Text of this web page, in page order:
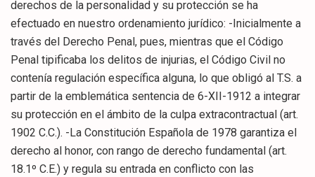
derechos de la personalidad y su protección se ha
efectuado en nuestro ordenamiento jurídico: -Inicialmente a
través del Derecho Penal, pues, mientras que el Código
Penal tipificaba los delitos de injurias, el Código Civil no
contenía regulación específica alguna, lo que obligó al T.S. a
partir de la emblemática sentencia de 6-XII-1912 a integrar
su protección en el ámbito de la culpa extracontractual (art.
1902 C.C.). -La Constitución Española de 1978 garantiza el
derecho al honor, con rango de derecho fundamental (art.
18.1º C.E.) y regula su entrada en conflicto con las